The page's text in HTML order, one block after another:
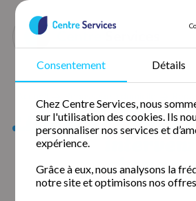
Consentement Détails
Chez Centre Services, nous
sur l'utilisation des cookies. Ils
personnaliser nos services et
expérience.
Grâce à eux, nous analysons la
notre site et optimisons nos
Repassage
Liste des agences
chez